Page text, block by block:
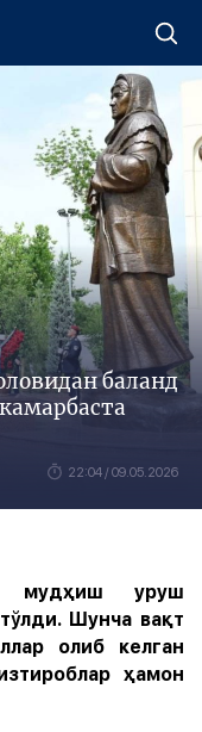
баланд
22:04 / 09.05.2026
мудҳиш уруш
Шунча вақт
олиб келган
ҳамон